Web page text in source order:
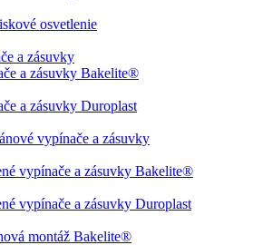
osvetlenie
a zásuvky
a zásuvky Bakelite®
a zásuvky Duroplast
vypínače a zásuvky
vypínače a zásuvky Bakelite®
vypínače a zásuvky Duroplast
montáž Bakelite®